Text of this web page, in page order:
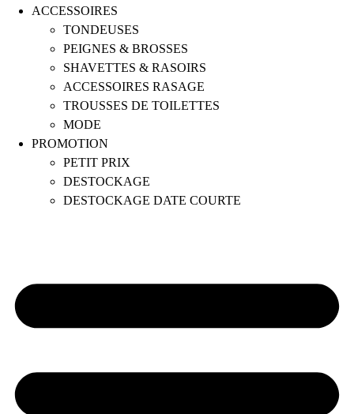
ACCESSOIRES
TONDEUSES
PEIGNES & BROSSES
SHAVETTES & RASOIRS
ACCESSOIRES RASAGE
TROUSSES DE TOILETTES
MODE
PROMOTION
PETIT PRIX
DESTOCKAGE
DESTOCKAGE DATE COURTE